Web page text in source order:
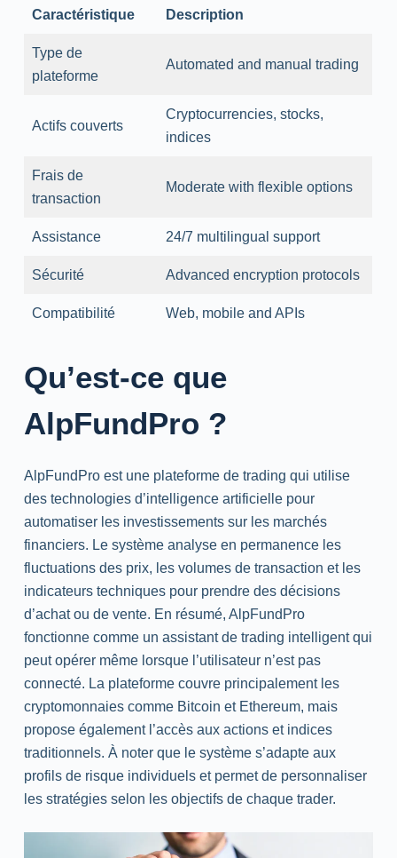
Caractéristique Description
Type de
plateforme
Automated and manual trading
Actifs couverts
Cryptocurrencies, stocks,
indices
Frais de
transaction
Moderate with flexible options
Assistance 24/7 multilingual support
Sécurité Advanced encryption protocols
Compatibilité Web, mobile and APIs
Qu’est-ce que
AlpFundPro ?
AlpFundPro est une plateforme de trading qui utilise
des technologies d’intelligence artificielle pour
automatiser les investissements sur les marchés
financiers. Le système analyse en permanence les
fluctuations des prix, les volumes de transaction et les
indicateurs techniques pour prendre des décisions
d’achat ou de vente. En résumé, AlpFundPro
fonctionne comme un assistant de trading intelligent qui
peut opérer même lorsque l’utilisateur n’est pas
connecté. La plateforme couvre principalement les
cryptomonnaies comme Bitcoin et Ethereum, mais
propose également l’accès aux actions et indices
traditionnels. À noter que le système s’adapte aux
profils de risque individuels et permet de personnaliser
les stratégies selon les objectifs de chaque trader.